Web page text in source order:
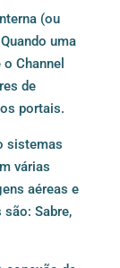
(ou
uma
Channel
de
portais.
sistemas
várias
aéreas e
Sabre,